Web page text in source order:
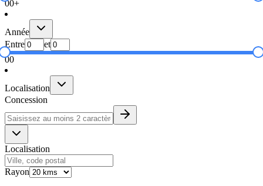
00+
Année
Entre
et
00
Localisation
Concession
Localisation
Rayon